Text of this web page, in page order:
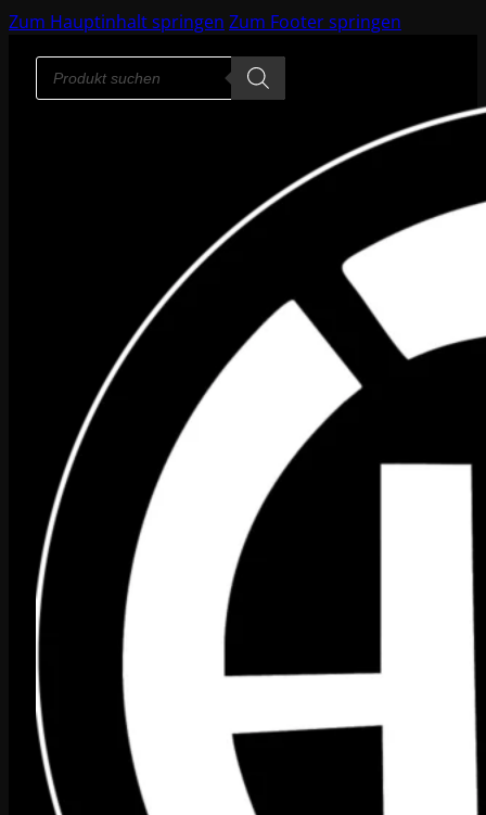
Zum Hauptinhalt springen Zum Footer springen
Products
search